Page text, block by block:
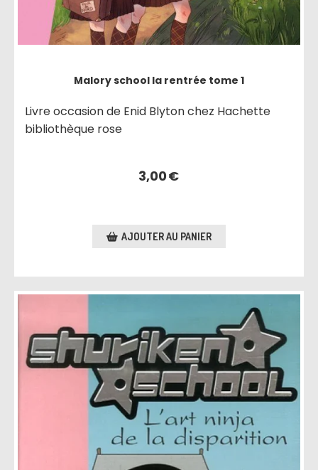
Malory school la rentrée tome 1
Livre occasion de Enid Blyton chez Hachette
bibliothèque rose
3,00€
AJOUTER AU PANIER